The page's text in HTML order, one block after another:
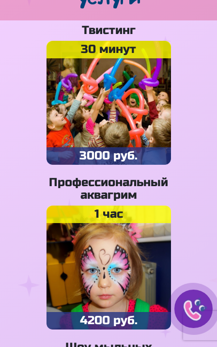
Твистинг
30 минут
3000 руб.
Профессиональный
аквагрим
1 час
4200 руб.